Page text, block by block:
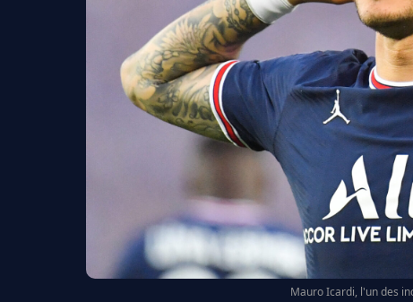
Mauro Icardi, l'un des